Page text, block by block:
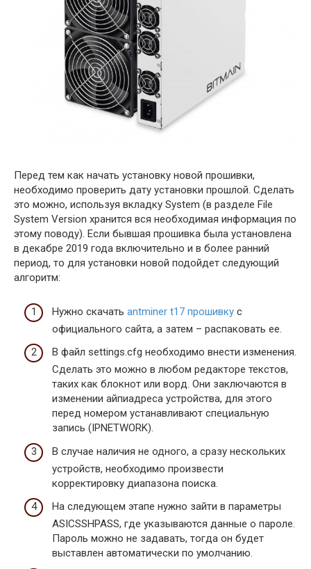
Перед тем как начать установку новой прошивки,
необходимо проверить дату установки прошлой. Сделать
это можно, используя вкладку System (в разделе File
System Version хранится вся необходимая информация по
этому поводу). Если бывшая прошивка была установлена
в декабре 2019 года включительно и в более ранний
период, то для установки новой подойдет следующий
алгоритм:
Нужно скачать antminer t17 прошивку с
официального сайта, а затем – распаковать ее.
В файл settings.cfg необходимо внести изменения.
Сделать это можно в любом редакторе текстов,
таких как блокнот или ворд. Они заключаются в
изменении айпиадреса устройства, для этого
перед номером устанавливают специальную
запись (IPNETWORK).
В случае наличия не одного, а сразу нескольких
устройств, необходимо произвести
корректировку диапазона поиска.
На следующем этапе нужно зайти в параметры
ASICSSHPASS, где указываются данные о пароле.
Пароль можно не задавать, тогда он будет
выставлен автоматически по умолчанию.